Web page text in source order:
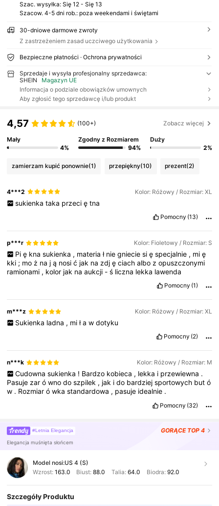
Szac. wysyłka: Się 12 - Się 13
Szacow. 4-5 dni rob.: poza weekendami i świętami
30-dniowe darmowe zwroty
Z zastrzeżeniem zasad uczciwego użytkowania
Bezpieczne płatności · Ochrona prywatności
Sprzedaje i wysyła profesjonalny sprzedawca:
SHEIN
Magazyn UE
Informacja o podziale obowiązków umownych
Aby zgłosić tego sprzedawcę i/lub produkt
4,57 (100+) Zobacz więcej
Mały
4%
Zgodny z Rozmiarem
94%
Duży
2%
zamierzam kupić ponownie(1) przepiękny(10) prezent(2)
4***2 Kolor: Różowy / Rozmiar: XL
sukienka taka przeci ę tna
Pomocny (13)
p***r Kolor: Fioletowy / Rozmiar: S
Pi ę kna sukienka , materia ł nie gniecie si ę specjalnie , mi ę
kki ; mo ż na ją nosić jak na zdjęciachalbo zopuszczonymi
ramionami , kolor jak naaukcji -ś liczna lekka lawenda
Pomocny (1)
m***z Kolor: Różowy / Rozmiar: XL
Sukienka ladna , mi ła w dotyku
Pomocny (2)
n***k Kolor: Różowy / Rozmiar: M
Cudowna sukienka ! Bardzo kobieca , lekka i przewiewna .
Pasujezarównodoszpilek , jak ido bardziejsportowych butó
w . Rozmiarówkastandardowa , pasuje idealnie .
Pomocny (32)
#Letnia Elegancja GORĄCE TOP 4
Elegancja muśnięta słońcem
Model nosi:US 4 (S)
Wzrost: 163.0 Biust:88.0 Talia: 64.0 Biodra: 92.0
Szczegóły Produktu